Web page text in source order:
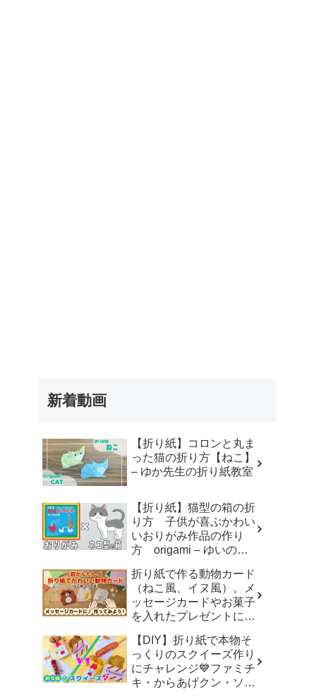
新着動画
【折り紙】コロンと丸ま
った猫の折り方【ねこ】
– ゆか先生の折り紙教室
【折り紙】猫型の箱の折
り方 子供が喜ぶかわい
いおりがみ作品の作り
方 origami – ゆいのお
折り紙で作る動物カード
（ねこ風、イヌ風）。メ
ッセージカードやお菓子
を入れたプレゼントに。
【DIY】折り紙で本物そ
っくりのスクイーズ作り
にチャレンジ💙ファミチ
キ・からあげクン・ソー